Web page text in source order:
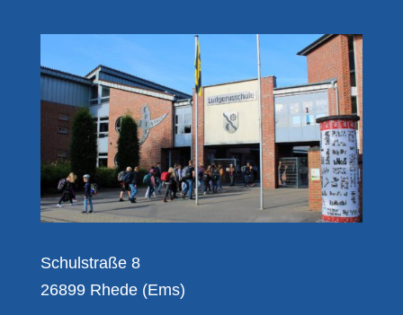
Schulstraße 8
26899 Rhede (Ems)